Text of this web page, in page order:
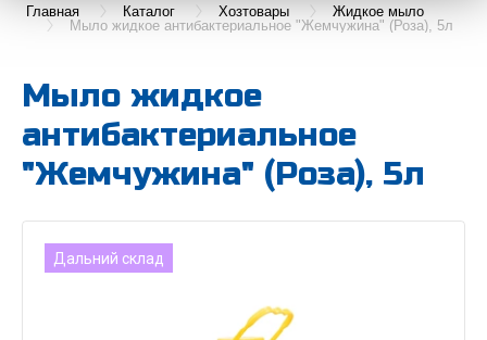
Главная Каталог Хозтовары
Жидкое мыло
Мыло жидкое антибактериальное "Жемчужина" (Роза), 5л
Мыло жидкое
антибактериальное
"Жемчужина" (Роза), 5л
Дальний склад